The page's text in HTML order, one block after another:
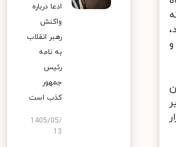
ادعا درباره
واکنش
رهبر انقلاب
به نامه
رئیس
جمهور
کذب است
1405/05/
13